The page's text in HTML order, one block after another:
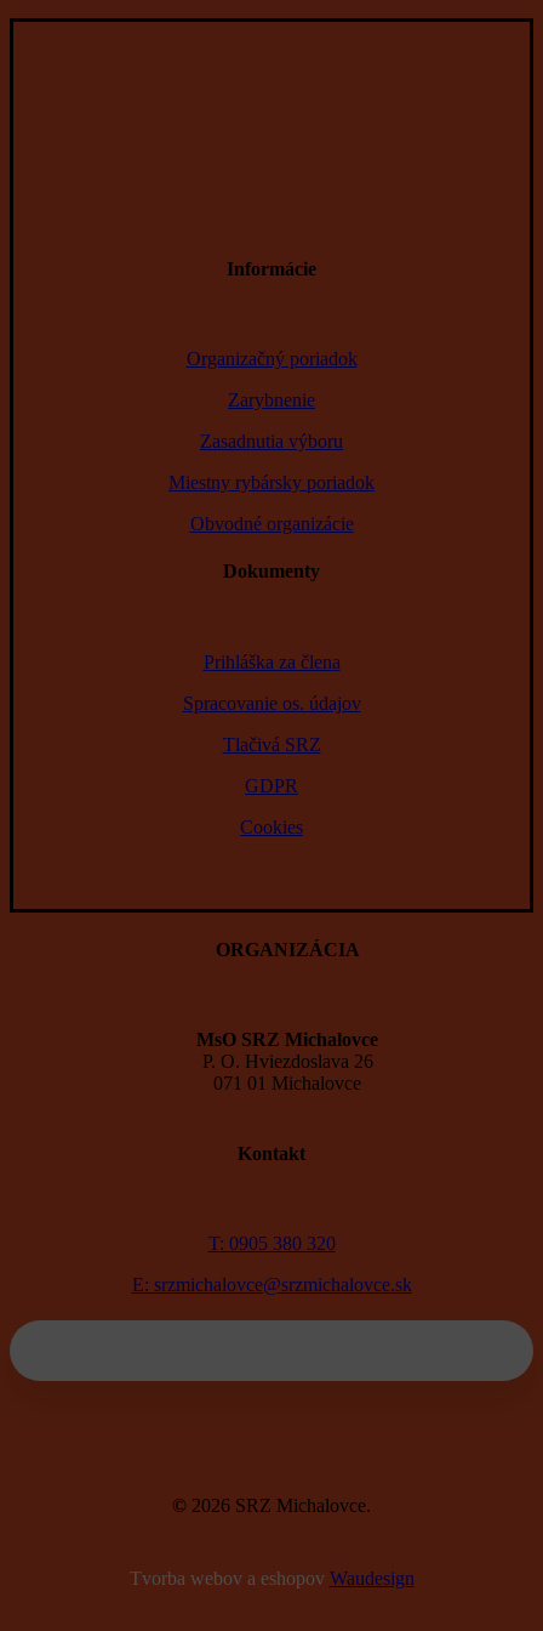
Informácie
Organizačný poriadok
Zarybnenie
Zasadnutia výboru
Miestny rybársky poriadok
Obvodné organizácie
Dokumenty
Prihláška za člena
Spracovanie os. údajov
Tlačivá SRZ
GDPR
Cookies
ORGANIZÁCIA
MsO SRZ Michalovce
P. O. Hviezdoslava 26
071 01 Michalovce
Kontakt
T: 0905 380 320
E: srzmichalovce@srzmichalovce.sk
© 2026 SRZ Michalovce.
Tvorba webov a eshopov Waudesign